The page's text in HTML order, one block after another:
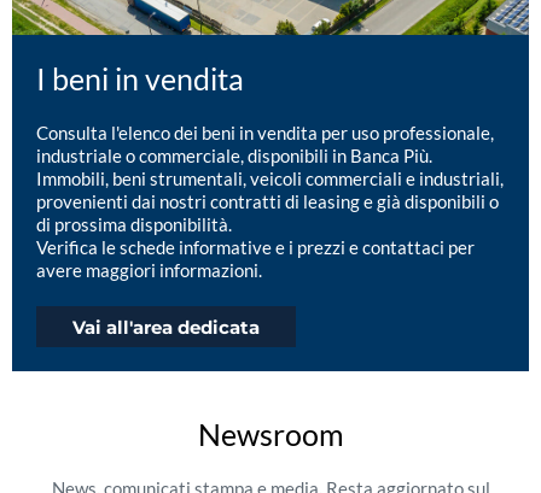
I beni in vendita
Consulta l'elenco dei beni in vendita per uso professionale,
industriale o commerciale, disponibili in Banca Più.
Immobili, beni strumentali, veicoli commerciali e industriali,
provenienti dai nostri contratti di leasing e già disponibili o
di prossima disponibilità.
Verifica le schede informative e i prezzi e contattaci per
avere maggiori informazioni.
Vai all'area dedicata
Newsroom
News, comunicati stampa e media. Resta aggiornato sul